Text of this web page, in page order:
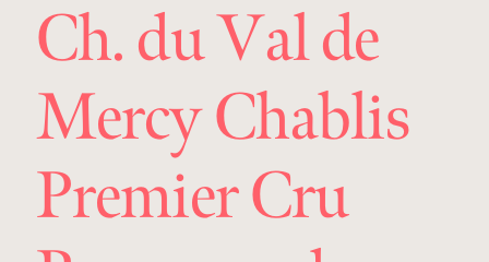
Ch. du Val de
Mercy Chablis
Premier Cru